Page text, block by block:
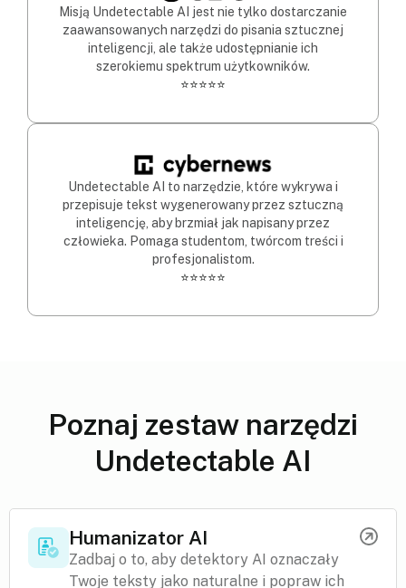
Misją Undetectable AI jest nie tylko dostarczanie
zaawansowanych narzędzi do pisania sztucznej
inteligencji, ale także udostępnianie ich
szerokiemu spektrum użytkowników.
⭐⭐⭐⭐⭐
Undetectable AI to narzędzie, które wykrywa i
przepisuje tekst wygenerowany przez sztuczną
inteligencję, aby brzmiał jak napisany przez
człowieka. Pomaga studentom, twórcom treści i
profesjonalistom.
⭐⭐⭐⭐⭐
Poznaj zestaw narzędzi
Undetectable AI
Humanizator AI
Zadbaj o to, aby detektory AI oznaczały
Twoje teksty jako naturalne i popraw ich